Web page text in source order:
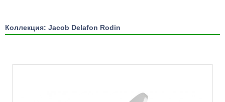
Коллекция: Jacob Delafon Rodin